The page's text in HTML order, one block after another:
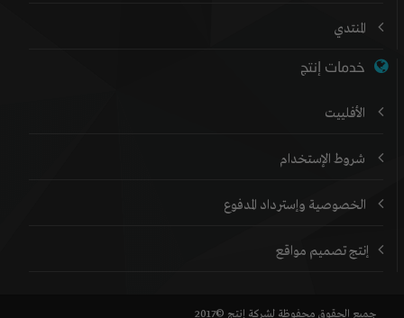
المنتدي
خدمات إنتج
الأفلييت
شروط الإستخدام
الخصوصية وإسترداد المدفوع
إنتج تصميم مواقع
جميع الحقوق محفوظة لشركة إنتج ©2017